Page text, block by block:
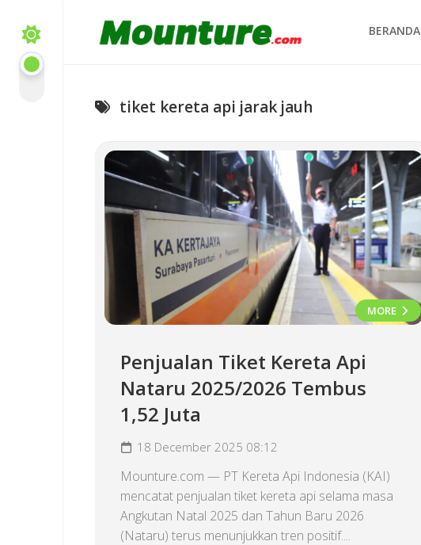
content
BERANDA
tiket kereta api jarak jauh
MORE
Penjualan Tiket Kereta Api
Nataru 2025/2026 Tembus
1,52 Juta
18 December 2025 08:12
Mounture.com — PT Kereta Api Indonesia (KAI)
mencatat penjualan tiket kereta api selama masa
Angkutan Natal 2025 dan Tahun Baru 2026
(Nataru) terus menunjukkan tren positif....